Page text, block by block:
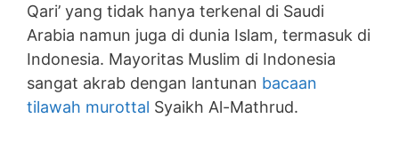
Qari’ yang tidak hanya terkenal di Saudi
Arabia namun juga di dunia Islam, termasuk di
Indonesia. Mayoritas Muslim di Indonesia
sangat akrab dengan lantunan bacaan
tilawah murottal Syaikh Al-Mathrud.